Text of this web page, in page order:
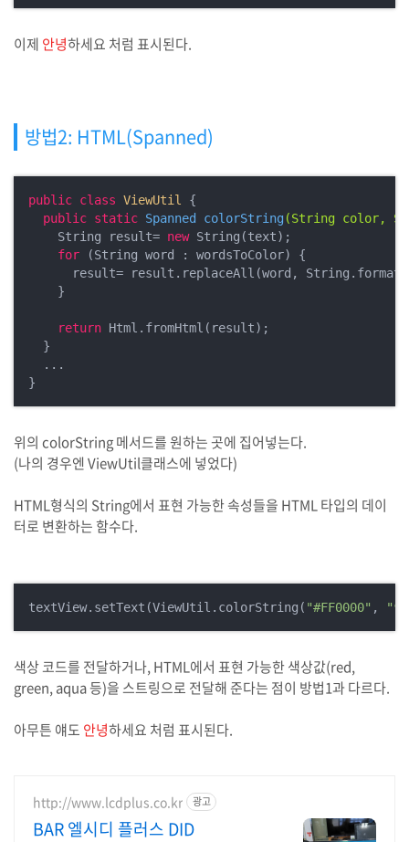
이제 안녕하세요 처럼 표시된다.
방법2: HTML(Spanned)
public class ViewUtil
{
public static Spanned colorString (String color,
    String result=
new String(text);
for (String word : wordsToColor) {
      result= result.replaceAll(word, String.format(
    }
return Html.fromHtml(result);
  }
  ...
}
위의 colorString 메서드를 원하는 곳에 집어넣는다.
(나의 경우엔 ViewUtil클래스에 넣었다)
HTML형식의 String에서 표현 가능한 속성들을 HTML 타입의 데이
터로 변환하는 함수다.
textView.setText(ViewUtil.colorString( "#FF0000" , "안
색상 코드를 전달하거나, HTML에서 표현 가능한 색상값(red,
green, aqua 등)을 스트링으로 전달해 준다는 점이 방법1과 다르다.
아무튼 얘도 안녕하세요 처럼 표시된다.
http://www.lcdplus.co.kr 광고
BAR 엘시디 플러스 DID